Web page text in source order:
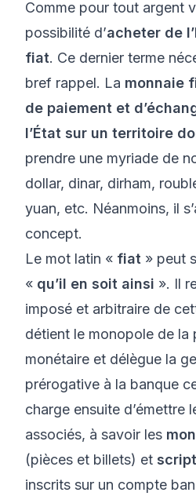
Comme pour tout argent
possibilité d’acheter de
fiat. Ce dernier terme
bref rappel. La monnaie
de paiement et
l’État sur un territoire
prendre une myriade de
dollar, dinar, dirham,
yuan, etc. Néanmoins, il
concept.
Le mot latin « fiat » peut
« qu’il en soit ainsi ». Il
imposé et arbitraire de
détient le monopole de la
monétaire et délègue la
prérogative à la banque
charge ensuite d’émettre
associés, à savoir les
(pièces et billets) et
inscrits sur un compte